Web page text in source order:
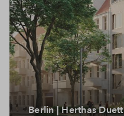
Berlin | Herthas Duett